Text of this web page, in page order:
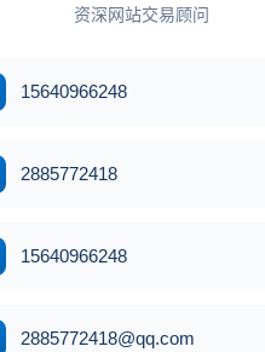
资深网站交易顾问
15640966248
2885772418
15640966248
2885772418@qq.com